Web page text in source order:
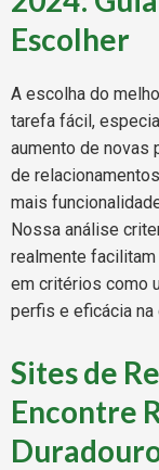
Escolher
A escolha do
tarefa fácil,
aumento de novas
de
mais
Nossa análise
realmente
em critérios como
perfis e eficácia na
Sites de
Encontre